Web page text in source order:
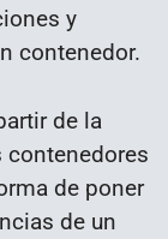
y
contenedor.
de la
contenedores
de poner
de un